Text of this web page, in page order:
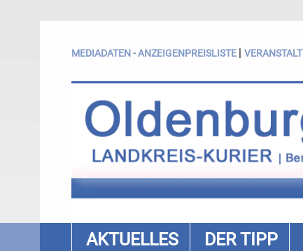
MEDIADATEN - ANZEIGENPREISLISTE |
AKTUELLES DER TIPP